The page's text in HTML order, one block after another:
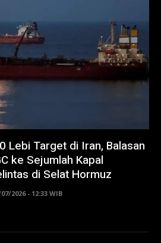
Lebi Target di Iran, Balasan
ke Sejumlah Kapal
di Selat Hormuz
2026 - 12:33 WIB